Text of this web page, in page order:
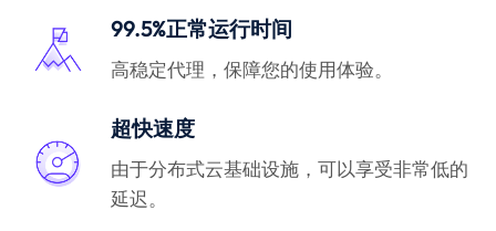
99.5%正常运行时间
高稳定代理，保障您的使用体验。
超快速度
由于分布式云基础设施，可以享受非常低的
延迟。